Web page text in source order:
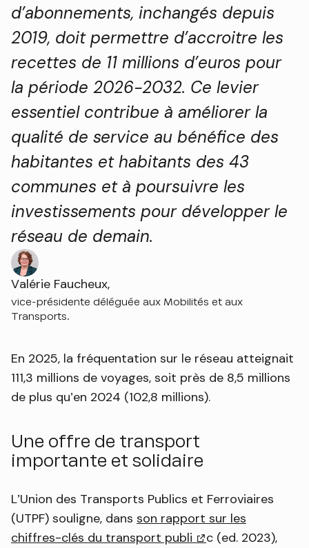
d’abonnements, inchangés depuis
2019, doit permettre d’accroitre les
recettes de 11 millions d’euros pour
la période 2026-2032. Ce levier
essentiel contribue à améliorer la
qualité de service au bénéfice des
habitantes et habitants des 43
communes et à poursuivre les
investissements pour développer le
réseau de demain.
Valérie Faucheux,
vice-présidente déléguée aux Mobilités et aux
Transports.
En 2025, la fréquentation sur le réseau atteignait
111,3 millions de voyages, soit près de 8,5 millions
de plus qu’en 2024 (102,8 millions).
Une offre de transport
importante et solidaire
L’Union des Transports Publics et Ferroviaires
(UTPF) souligne, dans son rapport sur les
chiffres-clés du transport publi (lien externe)
c (ed. 2023),